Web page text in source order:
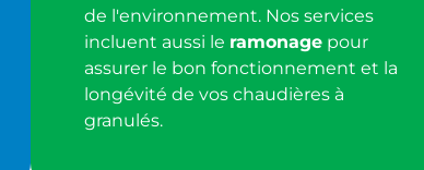
de l'environnement. Nos services
incluent aussi le ramonage pour
assurer le bon fonctionnement et la
longévité de vos chaudières à
granulés.